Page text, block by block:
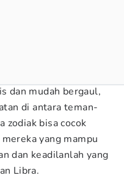
dan mudah bergaul,
di antara teman-
zodiak bisa cocok
yang mampu
dan keadilanlah yang
Libra.